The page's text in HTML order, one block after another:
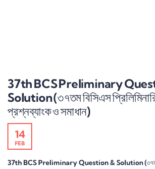
37th BCS Preliminary
Solution (৩৭তম বিসিএস
প্রশ্নব্যাংক ও সমাধান)
14
FEB
37th BCS Preliminary Question & Solution (৩৭তম